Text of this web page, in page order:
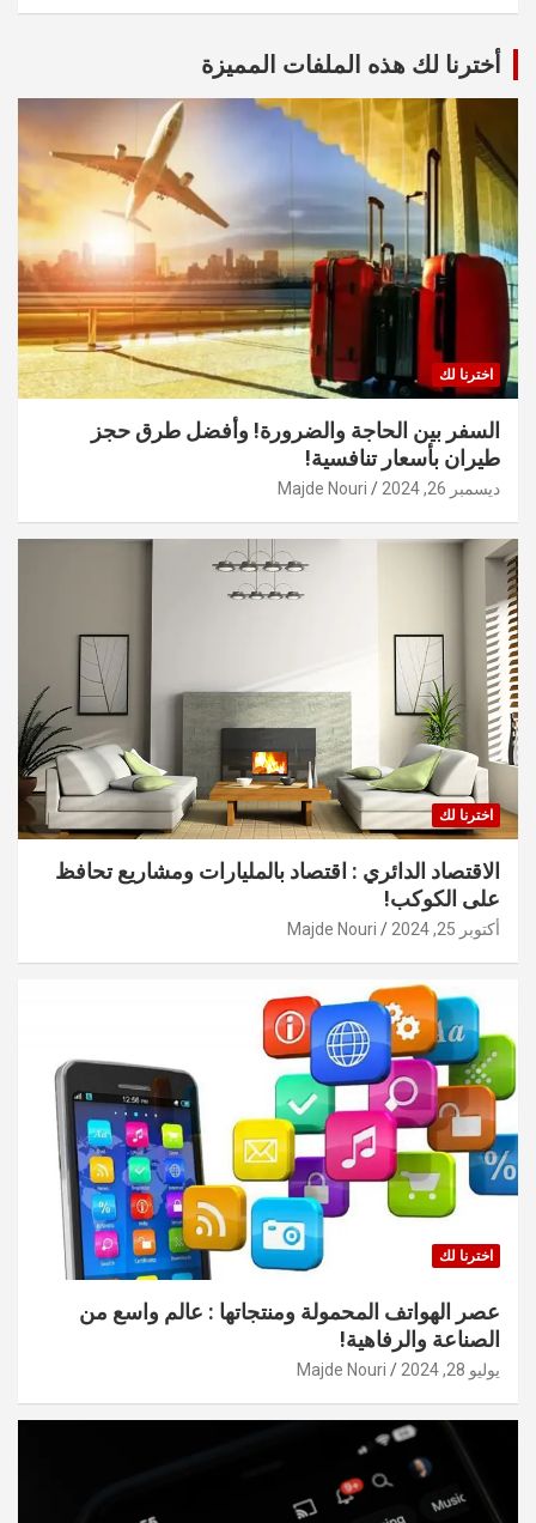
أخترنا لك هذه الملفات المميزة
اخترنا لك
السفر بين الحاجة والضرورة! وأفضل طرق حجز
طيران بأسعار تنافسية!
ديسمبر 26, 2024 Majde Nouri
اخترنا لك
الاقتصاد الدائري : اقتصاد بالمليارات ومشاريع تحافظ
على الكوكب!
أكتوبر 25, 2024 Majde Nouri
اخترنا لك
عصر الهواتف المحمولة ومنتجاتها : عالم واسع من
الصناعة والرفاهية!
يوليو 28, 2024 Majde Nouri